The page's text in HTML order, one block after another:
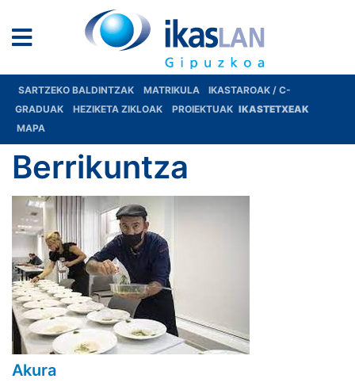
SARTZEKO BALDINTZAK MATRIKULA
IKASTAROAK / C-
GRADUAK
HEZIKETA ZIKLOAK PROIEKTUAK IKASTETXEAK
MAPA
Berrikuntza
Akura